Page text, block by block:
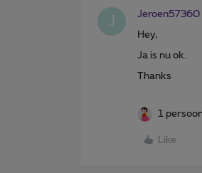
J Jeroen57360
Hey,
Ja is nu ok.
Thanks
1
Like